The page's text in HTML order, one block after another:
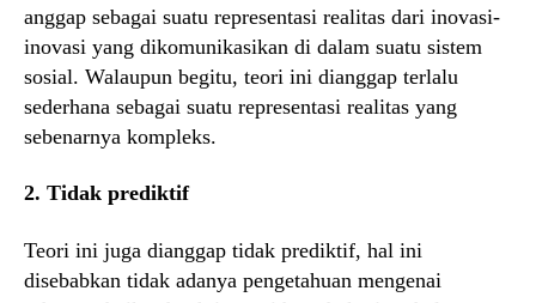
anggap sebagai suatu representasi realitas dari inovasi-
inovasi yang dikomunikasikan di dalam suatu sistem
sosial. Walaupun begitu, teori ini dianggap terlalu
sederhana sebagai suatu representasi realitas yang
sebenarnya kompleks.
2. Tidak prediktif
Teori ini juga dianggap tidak prediktif, hal ini
disebabkan tidak adanya pengetahuan mengenai